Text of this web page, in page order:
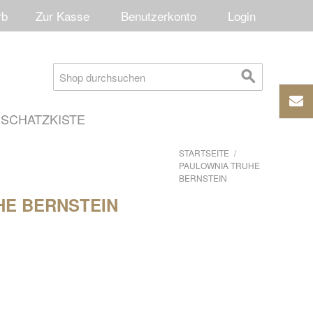
Zur Kasse Benutzerkonto Login
SCHATZKISTE
STARTSEITE /
PAULOWNIA TRUHE
BERNSTEIN
BERNSTEIN